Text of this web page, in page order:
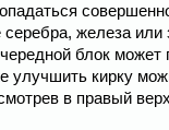
железа
блок
улучшить кирку
в правый